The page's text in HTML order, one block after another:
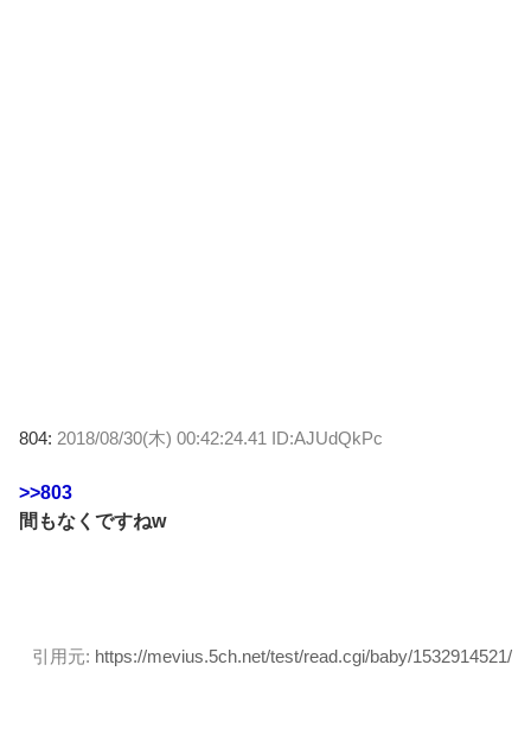
804: 2018/08/30(木) 00:42:24.41 ID:AJUdQkPc
>>803
間もなくですねw
引用元: https://mevius.5ch.net/test/read.cgi/baby/1532914521/